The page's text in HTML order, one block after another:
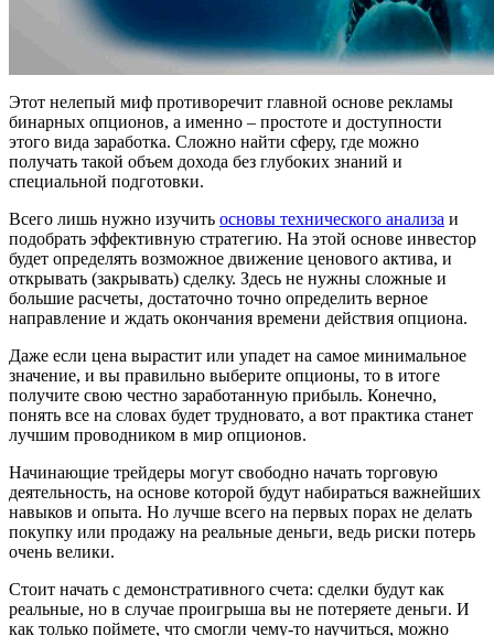
Этот нелепый миф противоречит главной основе рекламы
бинарных опционов, а именно – простоте и доступности
этого вида заработка. Сложно найти сферу, где можно
получать такой объем дохода без глубоких знаний и
специальной подготовки.
Всего лишь нужно изучить основы технического анализа и
подобрать эффективную стратегию. На этой основе инвестор
будет определять возможное движение ценового актива, и
открывать (закрывать) сделку. Здесь не нужны сложные и
большие расчеты, достаточно точно определить верное
направление и ждать окончания времени действия опциона.
Даже если цена вырастит или упадет на самое минимальное
значение, и вы правильно выберите опционы, то в итоге
получите свою честно заработанную прибыль. Конечно,
понять все на словах будет трудновато, а вот практика станет
лучшим проводником в мир опционов.
Начинающие трейдеры могут свободно начать торговую
деятельность, на основе которой будут набираться важнейших
навыков и опыта. Но лучше всего на первых порах не делать
покупку или продажу на реальные деньги, ведь риски потерь
очень велики.
Стоит начать с демонстративного счета: сделки будут как
реальные, но в случае проигрыша вы не потеряете деньги. И
как только поймете, что смогли чему-то научиться, можно